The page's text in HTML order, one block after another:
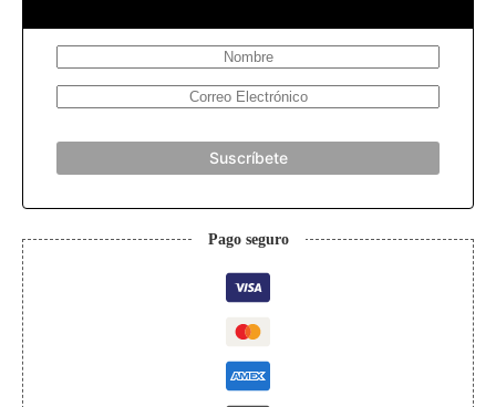
Suscríbete
Pago seguro